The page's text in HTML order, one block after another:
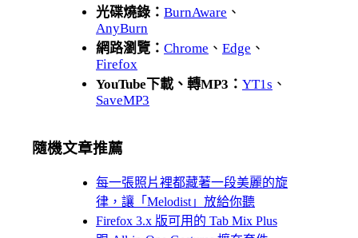
光碟燒錄： BurnAware 、
AnyBurn
網路瀏覽： Chrome 、 Edge 、
Firefox
YouTube下載、轉MP3： YT1s 、
SaveMP3
隨機文章推薦
每一張照片裡都藏著一段美麗的旋
律，讓「Melodist」放給你聽
Firefox 3.x 版可用的 Tab Mix Plus